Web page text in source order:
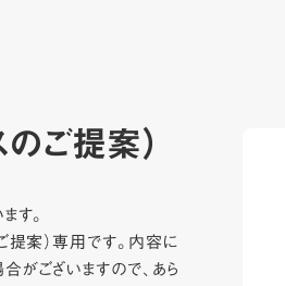
ご提案）
す。
提案）専用です。内容に
がございますので、あら